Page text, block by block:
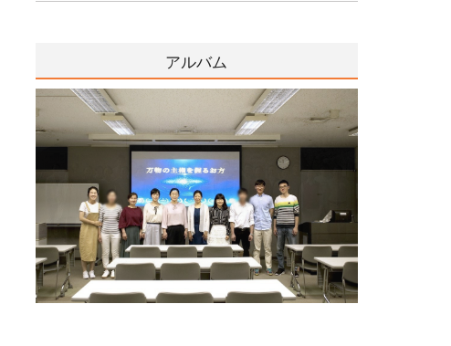
アルバム